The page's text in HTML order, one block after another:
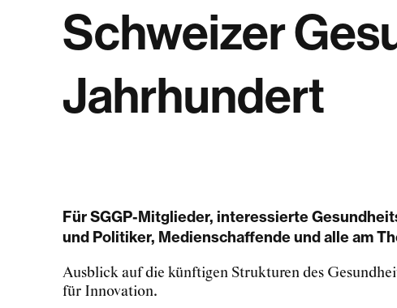
Schweizer
Jahrhundert
Für SGGP-Mitglieder, interessierte
und Politiker, Medienschaffende und alle am
Ausblick auf die künftigen Strukturen des
für Innovation.